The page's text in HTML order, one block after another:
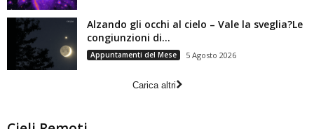
Alzando gli occhi al cielo – Vale la sveglia?Le
congiunzioni di...
Appuntamenti del Mese 5 Agosto 2026
Carica altri